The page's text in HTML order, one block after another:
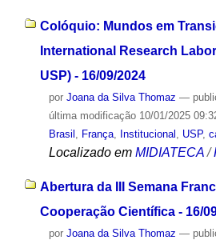
Colóquio: Mundos em
International Research
USP) - 16/09/2024
por Joana da Silva Thomaz —
última modificação10/01/2025
Brasil
França, Institucional USP,
Localizado em MIDIATECA /
Abertura da III Semana
Cooperação Científica - 16/
por Joana da Silva Thomaz —